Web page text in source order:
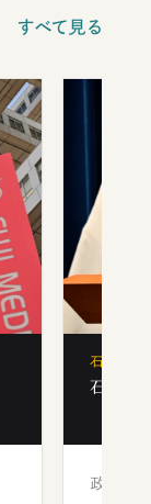
すべて見る
石破茂、
石破茂
政治